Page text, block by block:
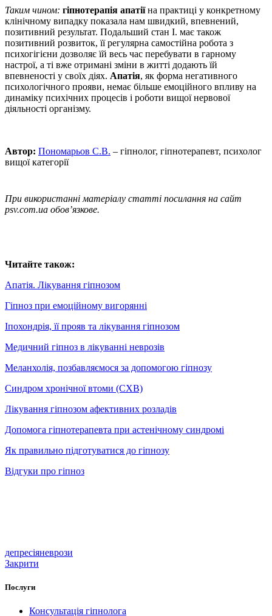
Таким чином: гіпнотерапія апатіїна практиці у конкретному
клінічному випадку показала нам швидкий, впевнений,
позитивний результат. Подальший стан І. має також
позитивний розвиток, її регулярна самостійна робота з
психогігієни дозволяє їй весь час перебувати в гарному
настрої, а ті вже отримані зміни в житті додають їй
впевненості у своїх діях. Апатія, як форма негативного
психологічного прояви, немає більше емоційного впливу на
динаміку психічних процесів і роботи вищої нервової
діяльності організму.
Автор: Пономарьов С.В. – гіпнолог, гіпнотерапевт, психолог
вищої категорії
При використанні матеріалу статті посилання на сайт
psv.com.ua обов’язкове.
Читайте також:
Апатія. Лікування гіпнозом
Гіпноз при емоційному вигорянні
Іпохондрія, її прояв та лікування гіпнозом
Медичний гіпноз в лікуванні неврозів
Меланхолія, позбавляємося за допомогою гіпнозу
Синдром хронічної втоми (СХВ)
Лікування гіпнозом афективних розладів
Допомога гіпнотерапевта при астенічному синдромі
Як правильно підготуватися до гіпнозу
Відгуки про гіпноз
депресіяневрози
Закрити
Послуги
Консультація гіпнолога